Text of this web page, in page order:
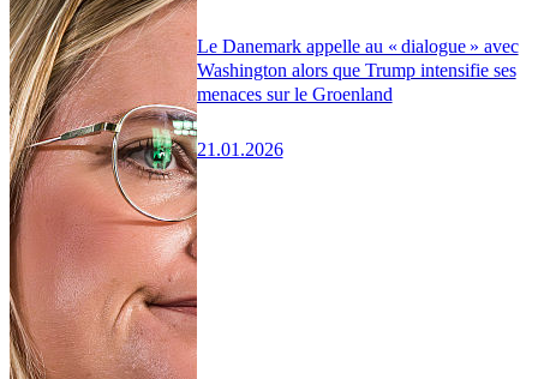
Le Danemark appelle au « dialogue » avec
Washington alors que Trump intensifie ses
menaces sur le Groenland
21.01.2026